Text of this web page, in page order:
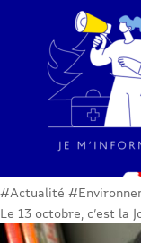
#Actualité
Le 13 octobre, c’est la